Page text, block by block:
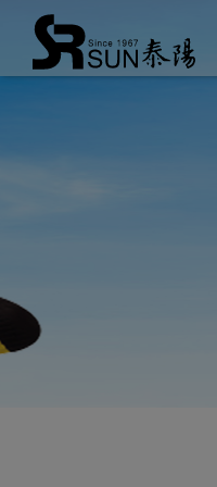
クッキー利用の管理について